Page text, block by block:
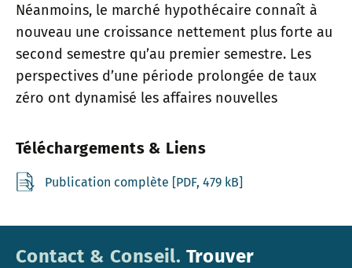
Néanmoins, le marché hypothécaire connaît à
nouveau une croissance nettement plus forte au
second semestre qu’au premier semestre. Les
perspectives d’une période prolongée de taux
zéro ont dynamisé les affaires nouvelles
Téléchargements & Liens
Publication complète [PDF, 479 kB]
Contact & Conseil. Trouver